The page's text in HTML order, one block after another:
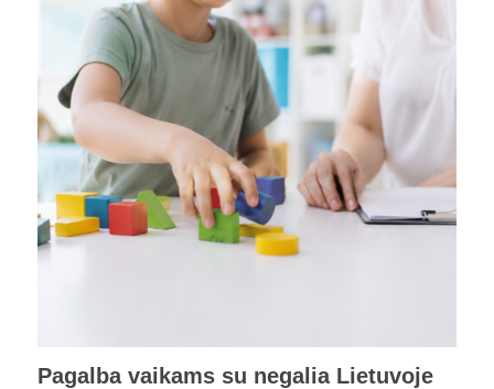
Pagalba vaikams su negalia Lietuvoje